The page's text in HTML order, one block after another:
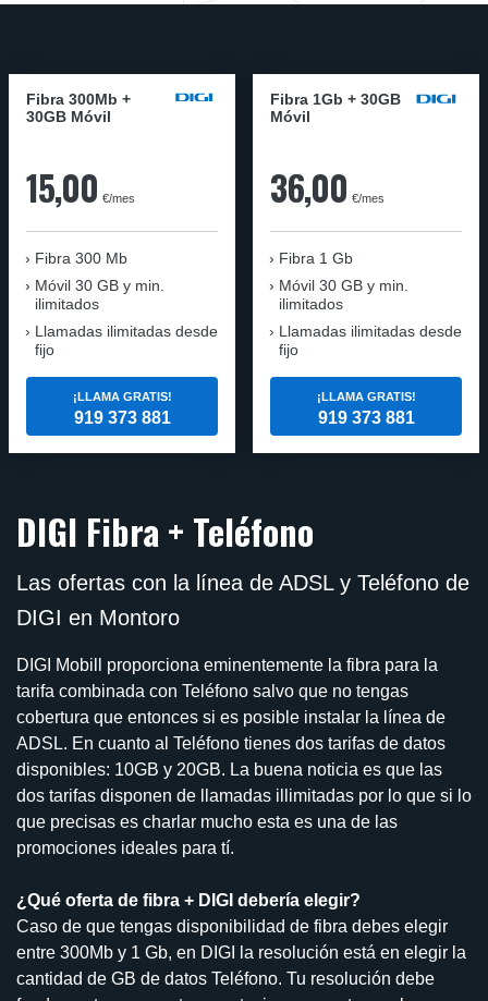
Fibra 300Mb +
30GB Móvil
15,00 €/mes
Fibra 300 Mb
Móvil 30 GB y min.
ilimitados
Llamadas ilimitadas desde
fijo
¡LLAMA GRATIS!
919 373 881
Fibra 1Gb + 30GB
Móvil
36,00 €/mes
Fibra 1 Gb
Móvil 30 GB y min.
ilimitados
Llamadas ilimitadas desde
fijo
¡LLAMA GRATIS!
919 373 881
DIGI Fibra + Teléfono
Las ofertas con la línea de ADSL y Teléfono de
DIGI en Montoro
DIGI Mobill proporciona eminentemente la fibra para la
tarifa combinada con Teléfono salvo que no tengas
cobertura que entonces si es posible instalar la línea de
ADSL. En cuanto al Teléfono tienes dos tarifas de datos
disponibles: 10GB y 20GB. La buena noticia es que las
dos tarifas disponen de llamadas illimitadas por lo que si lo
que precisas es charlar mucho esta es una de las
promociones ideales para tí.
¿Qué oferta de fibra + DIGI debería elegir?
Caso de que tengas disponibilidad de fibra debes elegir
entre 300Mb y 1 Gb, en DIGI la resolución está en elegir la
cantidad de GB de datos Teléfono. Tu resolución debe